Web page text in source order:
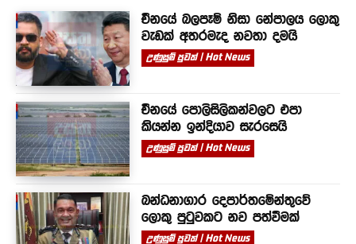
චීනයේ බලපෑම් නිසා නේපාලය ලොකු
වැඩක් අතරමැද නවතා දමයි
උණුසුම් පුවත් | Hot News
චීනයේ පොලිසිලිකන්වලට එපා
කියන්න ඉන්දියාව සැරසෙයි
උණුසුම් පුවත් | Hot News
බන්ධනාගාර දෙපාර්තමේන්තුවේ
ලොකු පුටුවකට නව පත්වීමක්
උණුසුම් පුවත් | Hot News